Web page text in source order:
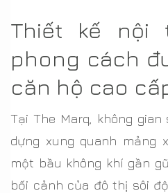
Thiết kế nội
phong cách
căn hộ cao
Tại The Marq, không
dựng xung quanh mảng
một bầu không khí gần
bối cảnh của đô thị sôi